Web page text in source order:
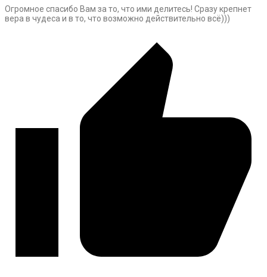
Огромное спасибо Вам за то, что ими делитесь! Сразу крепнет
вера в чудеса и в то, что возможно действительно всё)))